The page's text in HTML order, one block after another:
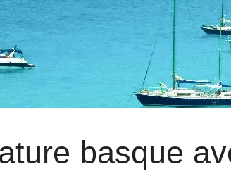
basque